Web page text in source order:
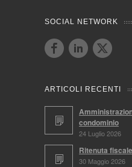
SOCIAL NETWORK
ARTICOLI RECENTI
condominio
24 Luglio 2026
Ritenuta
30 Maggio 2026